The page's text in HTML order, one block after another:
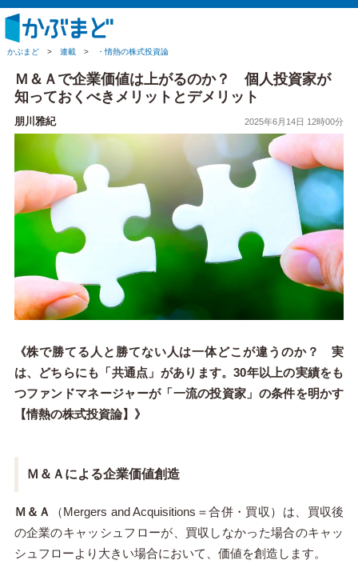
かぶまど > 連載 > ・情熱の株式投資論
Ｍ＆Ａで企業価値は上がるのか？ 個人投資家が
知っておくべきメリットとデメリット
朋川雅紀 2025年6月14日 12時00分
《株で勝てる人と勝てない人は一体どこが違うのか？ 実
は、どちらにも「共通点」があります。30年以上の実績をも
つファンドマネージャーが「一流の投資家」の条件を明かす
【情熱の株式投資論】》
Ｍ＆Ａによる企業価値創造
Ｍ＆Ａ
（Mergers and Acquisitions＝合併・買収）は、買収後
の企業のキャッシュフローが、買収しなかった場合のキャッ
シュフローより大きい場合において、価値を創造します。